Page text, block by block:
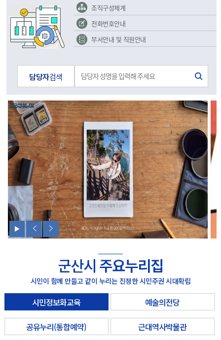
조직구성체계
전화번호안내
부서안내 및 직원안내
담당자검색
군산시 주요누리집
시민이 함께 만들고 같이 누리는 진정한 시민주권 시대확립
시민정보화교육 예술의전당
공유누리(통합예약) 근대역사박물관